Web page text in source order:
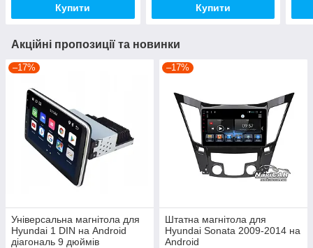
Купити Купити
Акційні пропозиції та новинки
–17%
Універсальна магнітола для
Hyundai 1 DIN на Android
діагональ 9 дюймів
–17%
Штатна магнітола для
Hyundai Sonata 2009-2014 на
Android